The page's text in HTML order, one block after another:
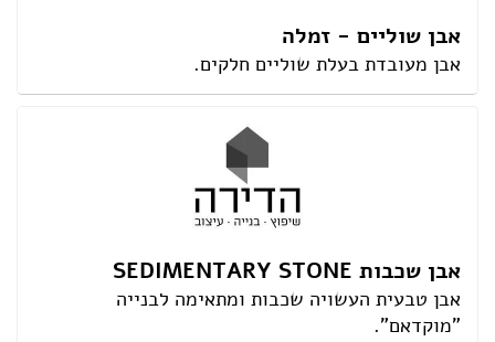
אבן שוליים - זמלה
אבן מעובדת בעלת שוליים חלקים.
אבן שכבות SEDIMENTARY STONE
אבן טבעית העשויה שכבות ומתאימה לבנייה
"מוקדאם".